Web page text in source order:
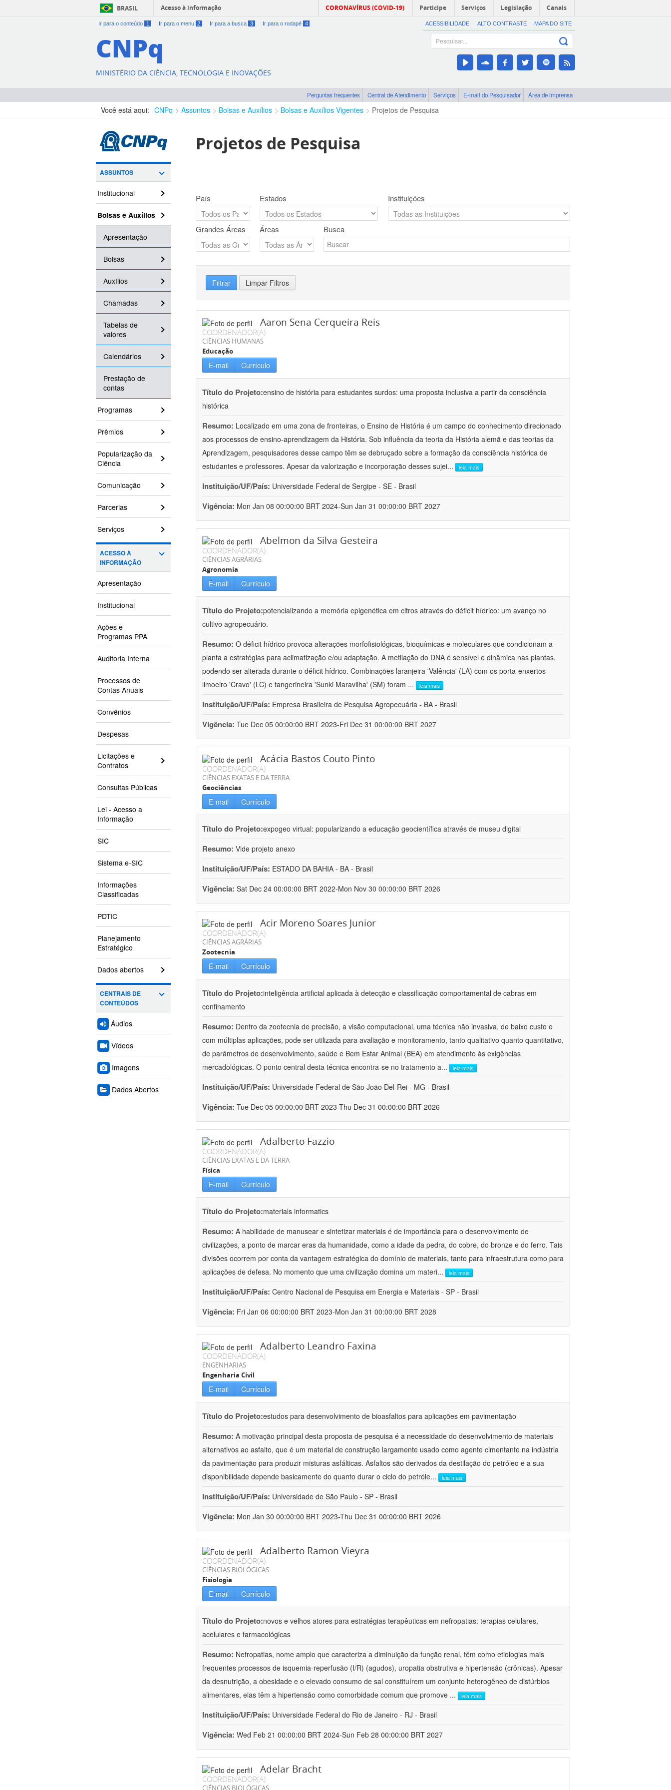
BRASIL Acesso à informação CORONAVÍRUS (COVID-19) Participe Serviços Legislação Canais
Ir para o conteúdo 1 Ir para o menu 2 Ir para a busca 3 Ir para o rodapé 4 ACESSIBILIDADE ALTO CONTRASTE MAPA DO SITE
CNPq
MINISTÉRIO DA CIÊNCIA, TECNOLOGIA E INOVAÇÕES
Perguntas frequentes Central de Atendimento Serviços E-mail do Pesquisador Área de imprensa
Você está aqui: CNPq Assuntos Bolsas e Auxílios Bolsas e Auxílios Vigentes Projetos de Pesquisa
ASSUNTOS
Institucional
Bolsas e Auxílios
Apresentação
Bolsas
Auxílios
Chamadas
Tabelas de
valores
Calendários
Prestação de
contas
Programas
Prêmios
Popularização da
Ciência
Comunicação
Parcerias
Serviços
ACESSO À
INFORMAÇÃO
Apresentação
Institucional
Ações e
Programas PPA
Auditoria Interna
Processos de
Contas Anuais
Convênios
Despesas
Licitações e
Contratos
Consultas Públicas
Lei - Acesso a
Informação
SIC
Sistema e-SIC
Informações
Classificadas
PDTIC
Planejamento
Estratégico
Dados abertos
CENTRAIS DE
CONTEÚDOS
Áudios
Vídeos
Imagens
Dados Abertos
Projetos de Pesquisa
País Estados Instituições
Grandes Áreas Áreas Busca
Filtrar Limpar Filtros
Aaron Sena Cerqueira Reis
COORDENADOR(A)
CIÊNCIAS HUMANAS
Educação
E-mail Currículo
Título do Projeto:ensino de história para estudantes surdos: uma proposta inclusiva a partir da consciência
histórica
Resumo: Localizado em uma zona de fronteiras, o Ensino de História é um campo do conhecimento direcionado
aos processos de ensino-aprendizagem da História. Sob influência da teoria da História alemã e das teorias da
Aprendizagem, pesquisadores desse campo têm se debruçado sobre a formação da consciência histórica de
estudantes e professores. Apesar da valorização e incorporação desses sujei... leia mais
Instituição/UF/País: Universidade Federal de Sergipe - SE - Brasil
Vigência: Mon Jan 08 00:00:00 BRT 2024-Sun Jan 31 00:00:00 BRT 2027
Abelmon da Silva Gesteira
COORDENADOR(A)
CIÊNCIAS AGRÁRIAS
Agronomia
E-mail Currículo
Título do Projeto:potencializando a memória epigenética em citros através do déficit hídrico: um avanço no
cultivo agropecuário.
Resumo: O déficit hídrico provoca alterações morfofisiológicas, bioquímicas e moleculares que condicionam a
planta a estratégias para aclimatização e/ou adaptação. A metilação do DNA é sensível e dinâmica nas plantas,
podendo ser alterada durante o déficit hídrico. Combinações laranjeira 'Valência' (LA) com os porta-enxertos
limoeiro 'Cravo' (LC) e tangerineira 'Sunki Maravilha' (SM) foram ... leia mais
Instituição/UF/País: Empresa Brasileira de Pesquisa Agropecuária - BA - Brasil
Vigência: Tue Dec 05 00:00:00 BRT 2023-Fri Dec 31 00:00:00 BRT 2027
Acácia Bastos Couto Pinto
COORDENADOR(A)
CIÊNCIAS EXATAS E DA TERRA
Geociências
E-mail Currículo
Título do Projeto:expogeo virtual: popularizando a educação geocientífica através de museu digital
Resumo: Vide projeto anexo
Instituição/UF/País: ESTADO DA BAHIA - BA - Brasil
Vigência: Sat Dec 24 00:00:00 BRT 2022-Mon Nov 30 00:00:00 BRT 2026
Acir Moreno Soares Junior
COORDENADOR(A)
CIÊNCIAS AGRÁRIAS
Zootecnia
E-mail Currículo
Título do Projeto:inteligência artificial aplicada à detecção e classificação comportamental de cabras em
confinamento
Resumo: Dentro da zootecnia de precisão, a visão computacional, uma técnica não invasiva, de baixo custo e
com múltiplas aplicações, pode ser utilizada para avaliação e monitoramento, tanto qualitativo quanto quantitativo,
de parâmetros de desenvolvimento, saúde e Bem Estar Animal (BEA) em atendimento às exigências
mercadológicas. O ponto central desta técnica encontra-se no tratamento a... leia mais
Instituição/UF/País: Universidade Federal de São João Del-Rei - MG - Brasil
Vigência: Tue Dec 05 00:00:00 BRT 2023-Thu Dec 31 00:00:00 BRT 2026
Adalberto Fazzio
COORDENADOR(A)
CIÊNCIAS EXATAS E DA TERRA
Física
E-mail Currículo
Título do Projeto:materials informatics
Resumo: A habilidade de manusear e sintetizar materiais é de importância para o desenvolvimento de
civilizações, a ponto de marcar eras da humanidade, como a idade da pedra, do cobre, do bronze e do ferro. Tais
divisões ocorrem por conta da vantagem estratégica do domínio de materiais, tanto para infraestrutura como para
aplicações de defesa. No momento que uma civilização domina um materi... leia mais
Instituição/UF/País: Centro Nacional de Pesquisa em Energia e Materiais - SP - Brasil
Vigência: Fri Jan 06 00:00:00 BRT 2023-Mon Jan 31 00:00:00 BRT 2028
Adalberto Leandro Faxina
COORDENADOR(A)
ENGENHARIAS
Engenharia Civil
E-mail Currículo
Título do Projeto:estudos para desenvolvimento de bioasfaltos para aplicações em pavimentação
Resumo: A motivação principal desta proposta de pesquisa é a necessidade do desenvolvimento de materiais
alternativos ao asfalto, que é um material de construção largamente usado como agente cimentante na indústria
da pavimentação para produzir misturas asfálticas. Asfaltos são derivados da destilação do petróleo e a sua
disponibilidade depende basicamente do quanto durar o ciclo do petróle... leia mais
Instituição/UF/País: Universidade de São Paulo - SP - Brasil
Vigência: Mon Jan 30 00:00:00 BRT 2023-Thu Dec 31 00:00:00 BRT 2026
Adalberto Ramon Vieyra
COORDENADOR(A)
CIÊNCIAS BIOLÓGICAS
Fisiologia
E-mail Currículo
Título do Projeto:novos e velhos atores para estratégias terapêuticas em nefropatias: terapias celulares,
acelulares e farmacológicas
Resumo: Nefropatias, nome amplo que caracteriza a diminuição da função renal, têm como etiologias mais
frequentes processos de isquemia-reperfusão (I/R) (agudos), uropatia obstrutiva e hipertensão (crônicas). Apesar
da desnutrição, a obesidade e o elevado consumo de sal constituírem um conjunto heterogêneo de distúrbios
alimentares, elas têm a hipertensão como comorbidade comum que promove ... leia mais
Instituição/UF/País: Universidade Federal do Rio de Janeiro - RJ - Brasil
Vigência: Wed Feb 21 00:00:00 BRT 2024-Sun Feb 28 00:00:00 BRT 2027
Adelar Bracht
COORDENADOR(A)
CIÊNCIAS BIOLÓGICAS